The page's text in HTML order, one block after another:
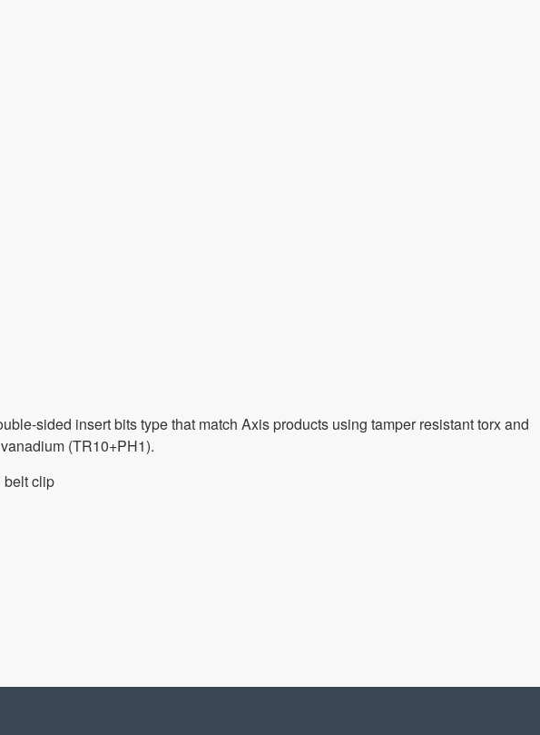
sided insert bits type that match Axis products using tamper resistant torx and
(TR10+PH1).
belt clip